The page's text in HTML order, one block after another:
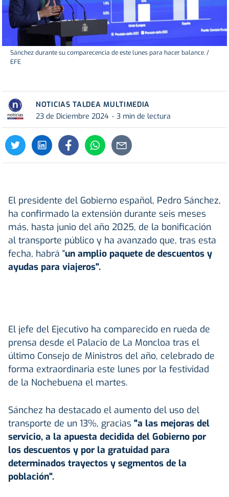
Sánchez durante su comparecencia de este lunes para hacer balance. /
EFE
NOTICIAS TALDEA MULTIMEDIA
23 de Diciembre 2024
3 min de lectura
El presidente del Gobierno español, Pedro Sánchez,
ha confirmado la extensión durante seis meses
más, hasta junio del año 2025, de la bonificación
al transporte público y ha avanzado que, tras esta
fecha, habrá "un amplio paquete de descuentos y
ayudas para viajeros".
El jefe del Ejecutivo ha comparecido en rueda de
prensa desde el Palacio de La Moncloa tras el
último Consejo de Ministros del año, celebrado de
forma extraordinaria este lunes por la festividad
de la Nochebuena el martes.
Sánchez ha destacado el aumento del uso del
transporte de un 13%, gracias "a las mejoras del
servicio, a la apuesta decidida del Gobierno por
los descuentos y por la gratuidad para
determinados trayectos y segmentos de la
población".